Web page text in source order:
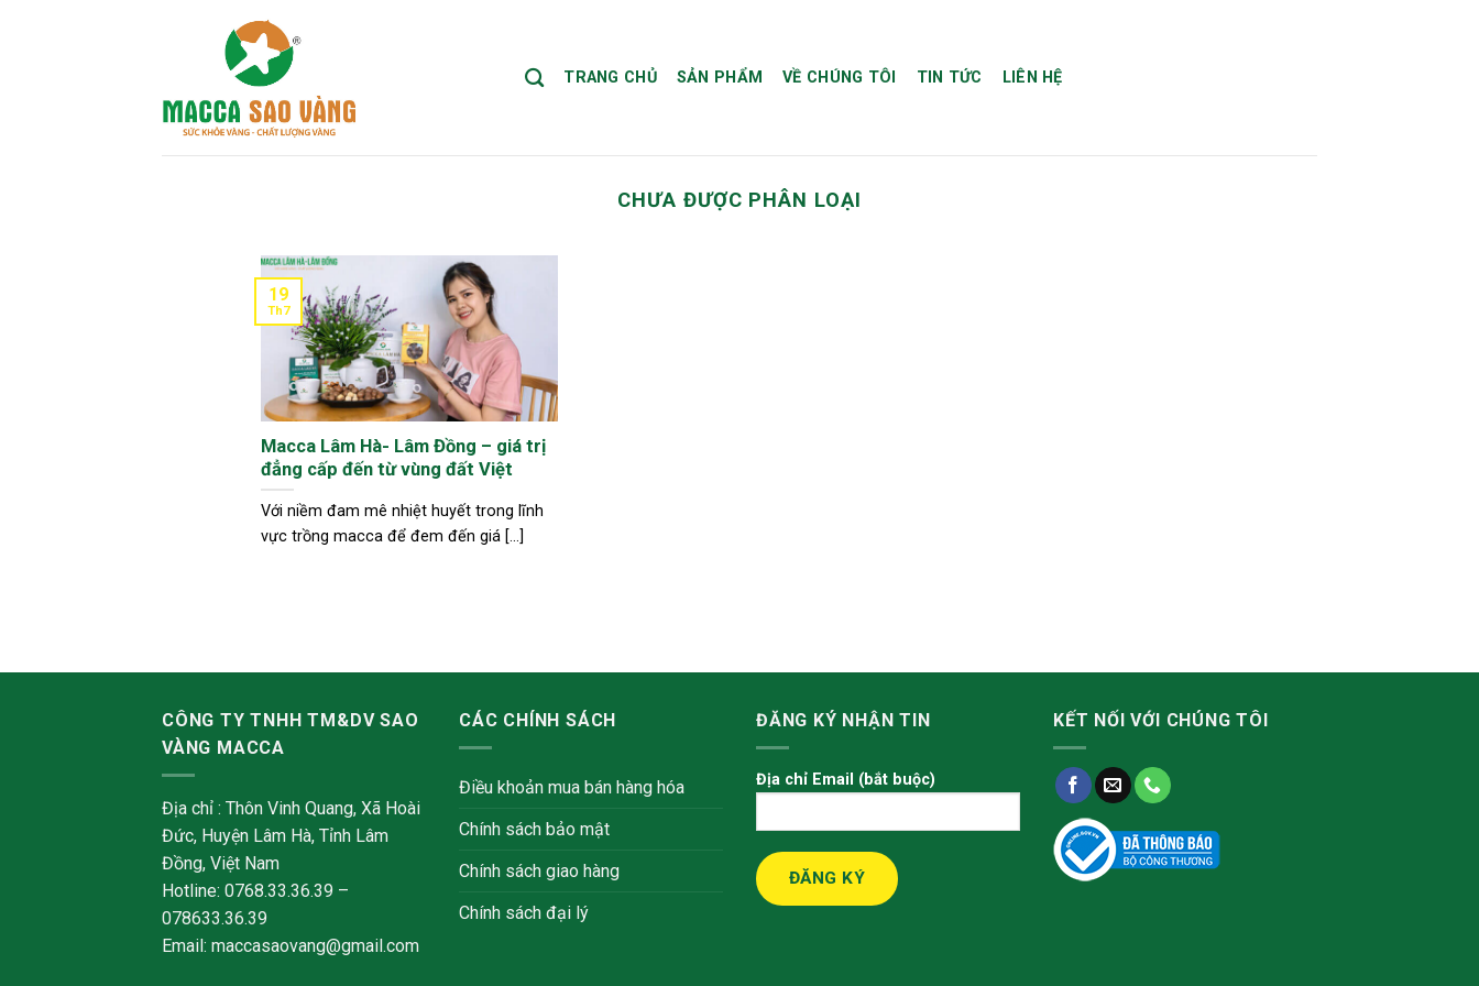
TRANG CHỦ SẢN PHẨM VỀ CHÚNG TÔI TIN TỨC LIÊN HỆ
CHƯA ĐƯỢC PHÂN LOẠI
Macca Lâm Hà- Lâm Đồng – giá trị
đẳng cấp đến từ vùng đất Việt
Với niềm đam mê nhiệt huyết trong lĩnh
vực trồng macca để đem đến giá [...]
19
Th7
CÔNG TY TNHH TM&DV SAO
VÀNG MACCA
Địa chỉ : Thôn Vinh Quang, Xã Hoài
Đức, Huyện Lâm Hà, Tỉnh Lâm
Đồng, Việt Nam
Hotline: 0768.33.36.39 –
078633.36.39
Email: maccasaovang@gmail.com
CÁC CHÍNH SÁCH
Điều khoản mua bán hàng hóa
Chính sách bảo mật
Chính sách giao hàng
Chính sách đại lý
ĐĂNG KÝ NHẬN TIN
Địa chỉ Email (bắt buộc)
KẾT NỐI VỚI CHÚNG TÔI